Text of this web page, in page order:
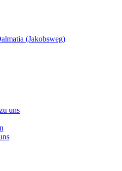
(Jakobsweg)
uns